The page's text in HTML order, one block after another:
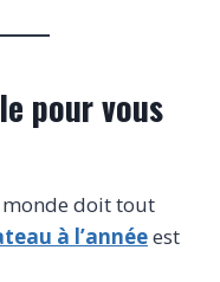
pour vous
doit tout
à l’annéeest